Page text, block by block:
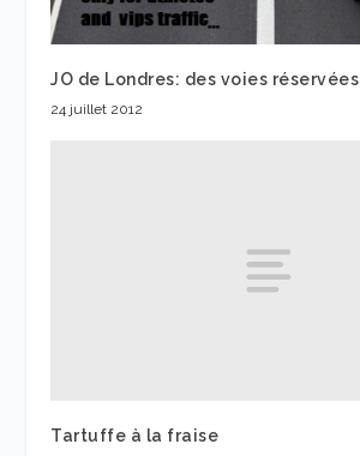
JO de Londres: des voies réservées
24 juillet 2012
Tartuffe à la fraise